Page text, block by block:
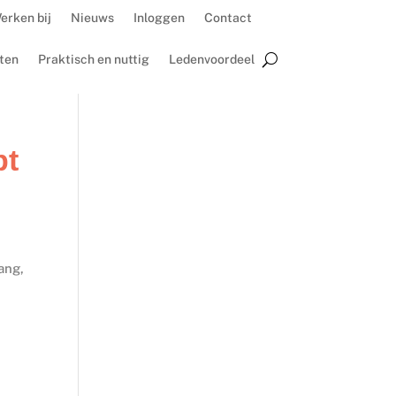
bij Nieuws Inloggen Contact
Praktisch en nuttig Ledenvoordeel